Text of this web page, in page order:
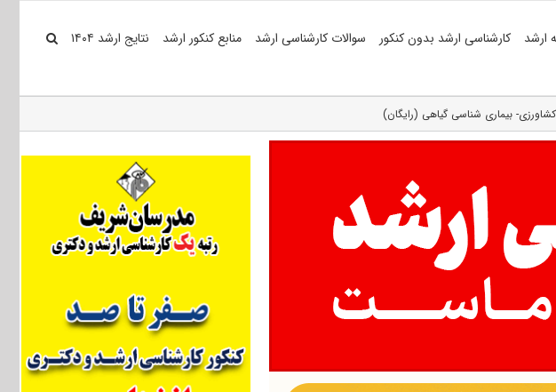
ارشد کارشناسی ارشد بدون کنکور سوالات کارشناسی ارشد منابع کنکور ارشد نتایج ارشد ۱۴۰۴